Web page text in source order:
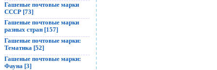
Гашеные почтовые марки
СССР [73]
Гашеные почтовые марки
разных стран [157]
Гашеные почтовые марки:
Тематика [52]
Гашеные почтовые марки:
Фауна [3]